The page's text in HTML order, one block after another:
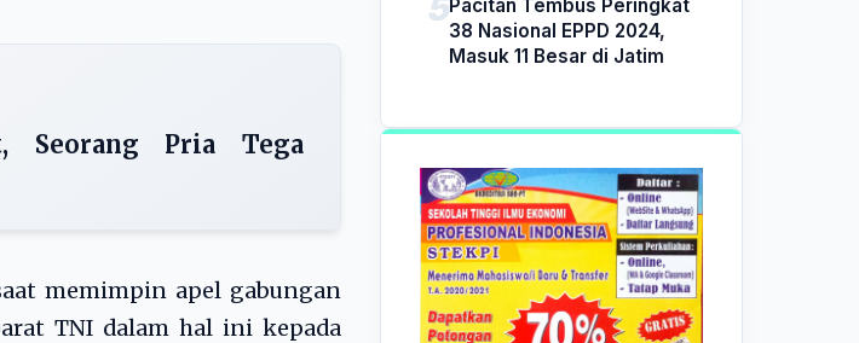
Seorang Pria Tega
memimpin apel gabungan
TNI dalam hal ini kepada
Pacitan Tembus Peringkat
38 Nasional EPPD 2024,
Masuk 11 Besar di Jatim